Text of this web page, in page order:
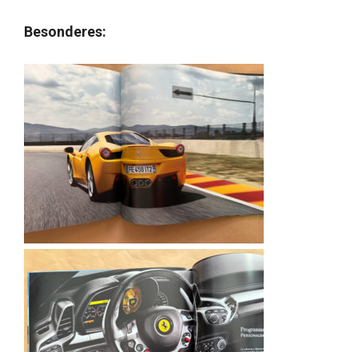
Besonderes: